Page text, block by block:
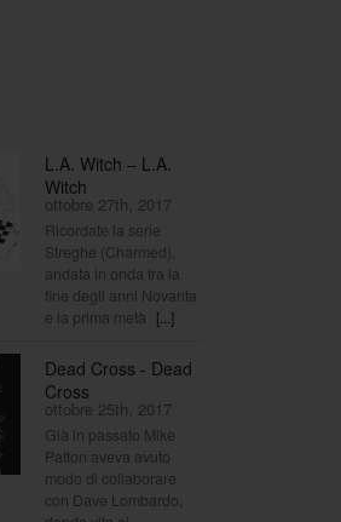
L.A. Witch – L.A.
Witch
ottobre 27th, 2017
Ricordate la serie
Streghe (Charmed),
andata in onda tra la
fine degli anni Novanta
e la prima metà [...]
Dead Cross - Dead
Cross
ottobre 25th, 2017
Già in passato Mike
Patton aveva avuto
modo di collaborare
con Dave Lombardo,